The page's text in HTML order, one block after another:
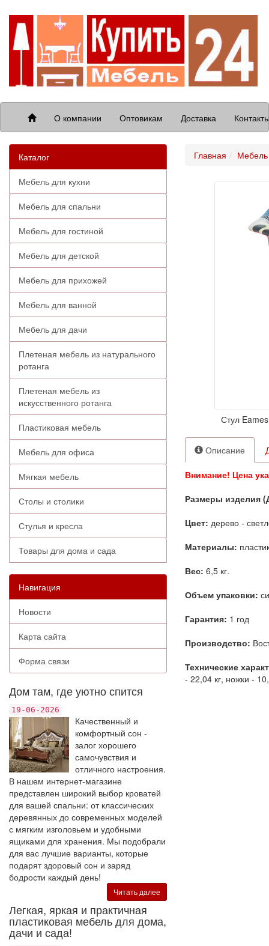
О компании Оптовикам Доставка
Каталог
Мебель для кухни
Мебель для спальни
Мебель для гостиной
Мебель для детской
Мебель для прихожей
Мебель для ванной
Мебель для дачи
Плетеная мебель из натурального
ротанга
Плетеная мебель из
искусственного ротанга
Пластиковая мебель
Мебель для офиса
Мягкая мебель
Столы и столики
Стулья и кресла
Товары для дома и сада
Навигация
Новости
Карта сайта
Форма связи
Дом там, где уютно спится
19-06-2026
Качественный и
комфортный сон -
залог хорошего
самочувствия и
отличного настроения.
В нашем интернет-магазине
представлен широкий выбор кроватей
для вашей спальни: от классических
деревянных до современных моделей
с мягким изголовьем и удобными
ящиками для хранения. Мы подобрали
для вас лучшие варианты, которые
подарят здоровый сон и заряд
бодрости каждый день!
Читать далее
Легкая, яркая и практичная
пластиковая мебель для дома,
дачи и сада!
Главная Мебель
Стул
Описание
Внимание! Цена
Размеры изделия
Цвет: дерево -
Материалы:
Вес: 6,5 кг.
Объем упаковки:
Гарантия: 1 год
Производство:
Технические
- 22,04 кг, ножки -